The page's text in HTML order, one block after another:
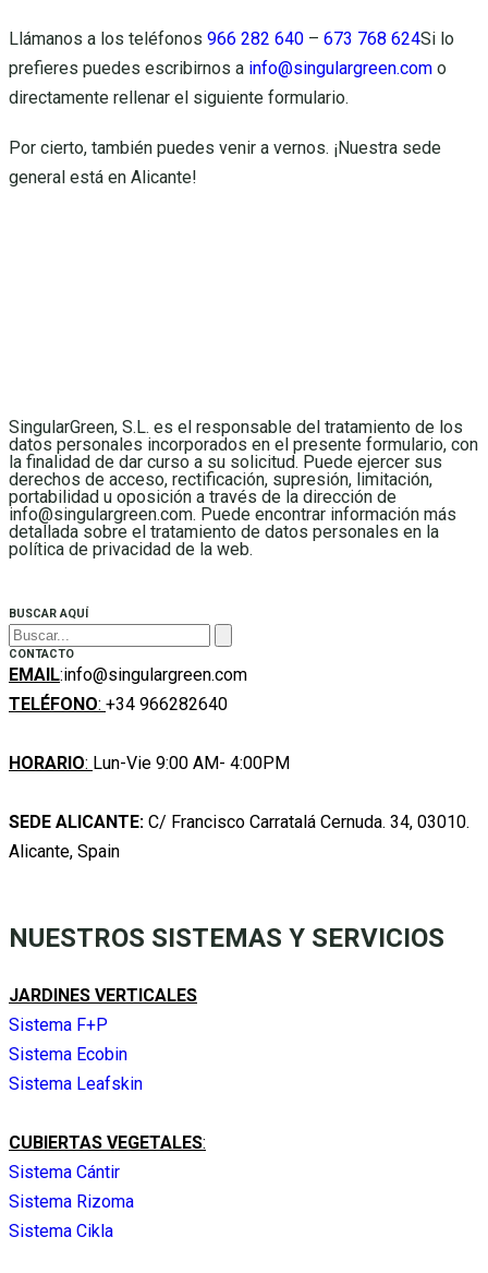
Llámanos a los teléfonos 966 282 640 – 673 768 624Si lo
prefieres puedes escribirnos a info@singulargreen.com o
directamente rellenar el siguiente formulario.
Por cierto, también puedes venir a vernos. ¡Nuestra sede
general está en Alicante!
SingularGreen, S.L. es el responsable del tratamiento de los
datos personales incorporados en el presente formulario, con
la finalidad de dar curso a su solicitud. Puede ejercer sus
derechos de acceso, rectificación, supresión, limitación,
portabilidad u oposición a través de la dirección de
info@singulargreen.com. Puede encontrar información más
detallada sobre el tratamiento de datos personales en la
política de privacidad de la web.
BUSCAR AQUÍ
CONTACTO
EMAIL:info@singulargreen.com
TELÉFONO: +34 966282640
HORARIO: Lun-Vie 9:00 AM- 4:00PM
SEDE ALICANTE: C/ Francisco Carratalá Cernuda. 34, 03010.
Alicante, Spain
NUESTROS SISTEMAS Y SERVICIOS
JARDINES VERTICALES
Sistema F+P
Sistema Ecobin
Sistema Leafskin
CUBIERTAS VEGETALES:
Sistema Cántir
Sistema Rizoma
Sistema Cikla